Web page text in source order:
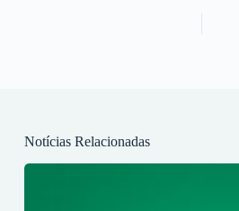
Notícias Relacionadas